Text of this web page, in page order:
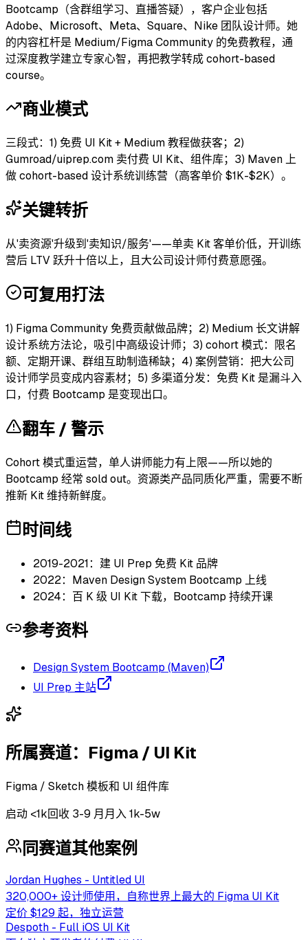
Bootcamp（含群组学习、直播答疑），客户企业包括
Adobe、Microsoft、Meta、Square、Nike 团队设计师。她
的内容杠杆是 Medium/Figma Community 的免费教程，通
过深度教学建立专家心智，再把教学转成 cohort-based
course。
商业模式
三段式：1) 免费 UI Kit + Medium 教程做获客；2)
Gumroad/uiprep.com 卖付费 UI Kit、组件库；3) Maven 上
做 cohort-based 设计系统训练营（高客单价 $1K-$2K）。
关键转折
从'卖资源'升级到'卖知识/服务'——单卖 Kit 客单价低，开训练
营后 LTV 跃升十倍以上，且大公司设计师付费意愿强。
可复用打法
1) Figma Community 免费贡献做品牌；2) Medium 长文讲解
设计系统方法论，吸引中高级设计师；3) cohort 模式：限名
额、定期开课、群组互助制造稀缺；4) 案例营销：把大公司
设计师学员变成内容素材；5) 多渠道分发：免费 Kit 是漏斗入
口，付费 Bootcamp 是变现出口。
翻车 / 警示
Cohort 模式重运营，单人讲师能力有上限——所以她的
Bootcamp 经常 sold out。资源类产品同质化严重，需要不断
推新 Kit 维持新鲜度。
时间线
2019-2021：建 UI Prep 免费 Kit 品牌
2022：Maven Design System Bootcamp 上线
2024：百 K 级 UI Kit 下载，Bootcamp 持续开课
参考资料
Design System Bootcamp (Maven)
UI Prep 主站
所属赛道： Figma / UI Kit
Figma / Sketch 模板和 UI 组件库
启动 <1k回收 3-9 月 月入 1k-5w
同赛道其他案例
Jordan Hughes - Untitled UI
320,000+ 设计师使用，自称世界上最大的 Figma UI Kit
定价 $129 起，独立运营
Despoth - Full iOS UI Kit